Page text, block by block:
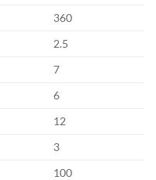
360
2.5
7
6
12
3
100